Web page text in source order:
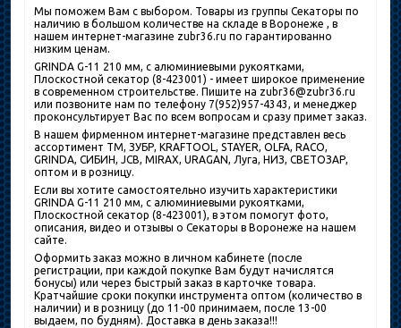
Мы поможем Вам с выбором. Товары из группы Секаторы по
наличию в большом количестве на складе в Воронеже , в
нашем интернет-магазине zubr36.ru по гарантированно
низким ценам.
GRINDA G-11 210 мм, с алюминиевыми рукоятками,
Плоскостной секатор (8-423001) - имеет широкое применение
в современном строительстве. Пишите на zubr36@zubr36.ru
или позвоните нам по телефону 7(952)957-4343, и менеджер
проконсультирует Вас по всем вопросам и сразу примет заказ.
В нашем фирменном интернет-магазине представлен весь
ассортимент ТМ, ЗУБР, KRAFTOOL, STAYER, OLFA, RACO,
GRINDA, СИБИН, JCB, MIRAX, URAGAN, Луга, НИЗ, СВЕТОЗАР,
оптом и в розницу.
Если вы хотите самостоятельно изучить характеристики
GRINDA G-11 210 мм, с алюминиевыми рукоятками,
Плоскостной секатор (8-423001), в этом помогут фото,
описания, видео и отзывы о Секаторы в Воронеже на нашем
сайте.
Оформить заказ можно в личном кабинете (после
регистрации, при каждой покупке Вам будут начислятся
бонусы) или через быстрый заказ в карточке товара.
Кратчайшие сроки покупки инструмента оптом (количество в
наличии) и в розницу (до 11-00 принимаем, после 13-00
выдаем, по будням). Доставка в день заказа!!!